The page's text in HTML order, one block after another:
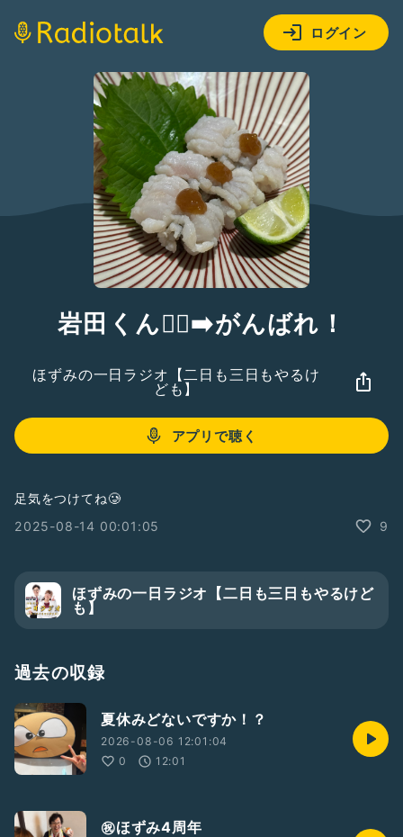
ログイン
岩田くん🏃‍♂️‍➡️がんばれ！
ほずみの一日ラジオ【二日も三日もやるけ
ども】
アプリで聴く
足気をつけてね🥲
2025-08-14 00:01:05
9
ほずみの一日ラジオ【二日も三日もやるけど
も】
過去の収録
夏休みどないですか！？
2026-08-06 12:01:04
0
12:01
㊗️ほずみ4周年